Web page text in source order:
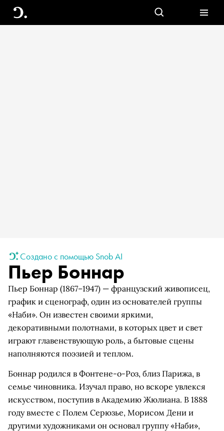
Создано с помощью Snob AI
Пьер Боннар
Пьер Боннар (1867–1947) — французский живописец,
график и сценограф, один из основателей группы
«Наби». Он известен своими яркими,
декоративными полотнами, в которых цвет и свет
играют главенствующую роль, а бытовые сцены
наполняются поэзией и теплом.
Боннар родился в Фонтене-о-Роз, близ Парижа, в
семье чиновника. Изучал право, но вскоре увлекся
искусством, поступив в Академию Жюлиана. В 1888
году вместе с Полем Серюзье, Морисом Дени и
другими художниками он основал группу «Наби»,